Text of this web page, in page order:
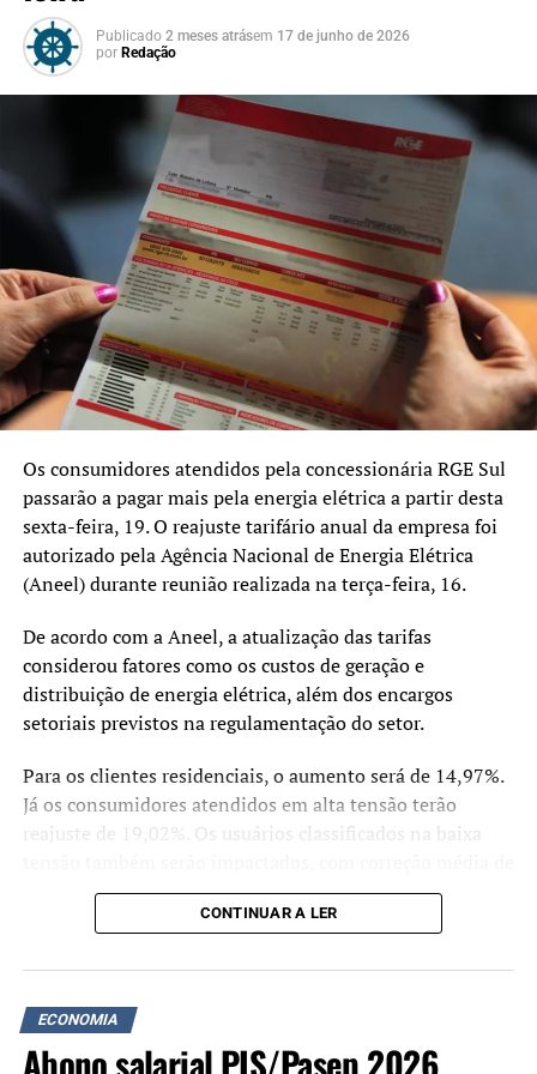
garantido após a formalização do pedido.
Todos os cidadãos inscritos no programa que informam o
CPF na emissão de notas fiscais participam
automaticamente dos sorteios mensais. Conforme as
regras do NFG, o prazo para resgate é de 90 dias após a
homologação do resultado. No caso do sorteio 161, a
homologação ocorreu em 24 de março.
Publicado 2 meses atrásem 17 de junho de 2026
por Redação
Os consumidores atendidos pela concessionária RGE Sul
passarão a pagar mais pela energia elétrica a partir desta
sexta-feira, 19. O reajuste tarifário anual da empresa foi
autorizado pela Agência Nacional de Energia Elétrica
(Aneel) durante reunião realizada na terça-feira, 16.
De acordo com a Aneel, a atualização das tarifas
considerou fatores como os custos de geração e
distribuição de energia elétrica, além dos encargos
setoriais previstos na regulamentação do setor.
Para os clientes residenciais, o aumento será de 14,97%.
Já os consumidores atendidos em alta tensão terão
reajuste de 19,02%. Os usuários classificados na baixa
14,93% nas tarifas.
para aproximadamente 3,19 milhões de unidades
consumidoras em diversas regiões do Rio Grande do Sul.
Segundo a Aneel, parte significativa do reajuste está
CONTINUAR A LER
ECONOMIA
Abono salarial PIS/Pasep 2026